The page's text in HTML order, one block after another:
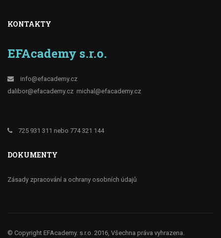
KONTAKTY
EFAcademy s.r.o.
info@efacademy.cz
dalibor@efacademy.cz michal@efacademy.cz
725 931 311 nebo 774 321 144
DOKUMENTY
Zásady zpracování a ochrany osobních údajů
© Copyright EFAcademy. s.r.o. 2016, Všechna práva vyhrazena.